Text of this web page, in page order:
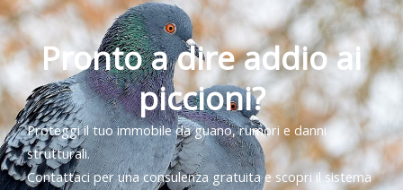
Pronto a dire addio ai
piccioni?
Proteggi il tuo immobile da guano, rumori e danni
strutturali.
Contattaci per una consulenza gratuita e scopri il sistema